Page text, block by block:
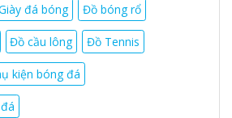
đá bóng Đồ bóng rổ
Đồ cầu lông Đồ Tennis
kiện bóng đá